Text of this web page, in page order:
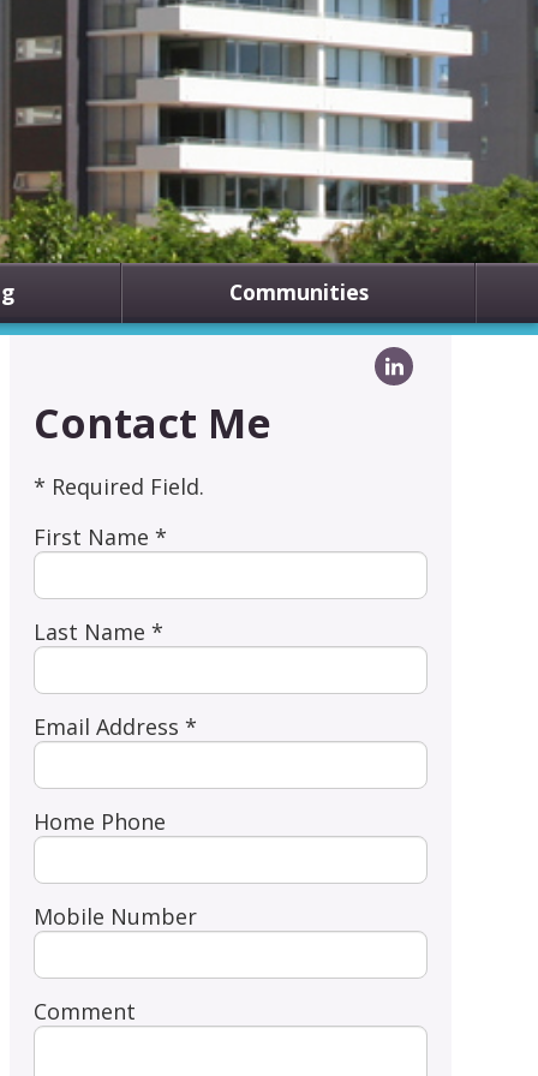
Communities
Contact Me
* Required Field.
First Name *
Last Name *
Email Address *
Home Phone
Mobile Number
Comment